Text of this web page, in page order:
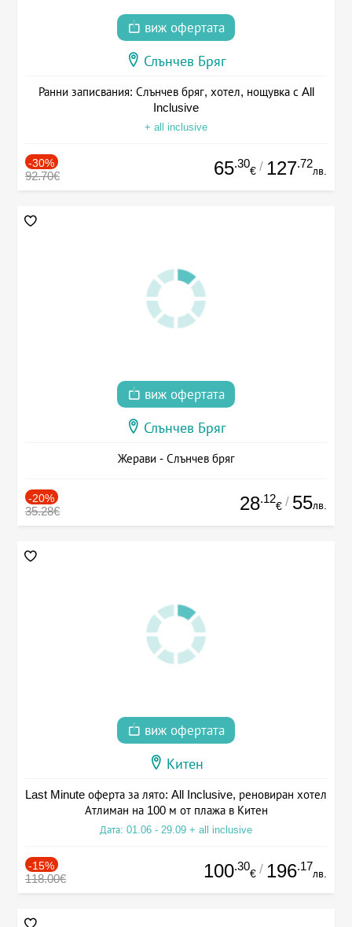
виж офертата
Слънчев Бряг
Ранни записвания: Слънчев бряг, хотел, нощувка с All
Inclusive
+ all inclusive
-30%
92.70€ 65.30
€ / 127.72
лв.
виж офертата
Слънчев Бряг
Жерави - Слънчев бряг
-20%
35.28€ 28.12
€ / 55лв.
виж офертата
Китен
Last Minute оферта за лято: All Inclusive, реновиран хотел
Атлиман на 100 м от плажа в Китен
Дата: 01.06 - 29.09 + all inclusive
-15%
118.00€ 100.30
€ / 196.17
лв.